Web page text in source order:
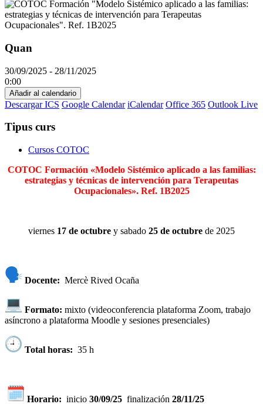
Quan
30/09/2025 - 28/11/2025
0:00
Añadir al calendario
Descargar ICS Google Calendar iCalendar Office 365 Outlook Live
Tipus curs
Cursos COTOC
COTOC Formación «Modelo Sistémico aplicado a las familias:
estrategias y técnicas de intervención para Terapeutas
Ocupacionales». Ref. 1B2025
viernes 17 de octubre y sabado 25 de octubre de 2025
Docente: Mercè Rived Ocaña
Formato: mixto (videoconferencia plataforma Zoom, trabajo
asíncrono a plataforma Moodle y sesiones presenciales)
Total horas: 35 h
Horario: inicio 30/09/25 finalización 28/11/25